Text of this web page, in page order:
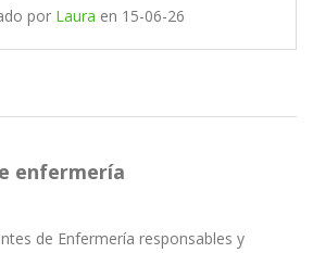
por Laura en 15-06-26
enfermería
de Enfermería responsables y